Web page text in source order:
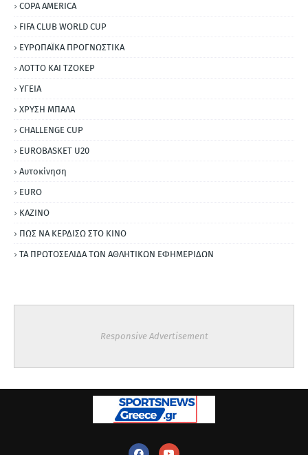
COPA AMERICA
FIFA CLUB WORLD CUP
ΕΥΡΩΠΑΪΚΑ ΠΡΟΓΝΩΣΤΙΚΑ
ΛΟΤΤΟ ΚΑΙ ΤΖΟΚΕΡ
ΥΓΕΙΑ
ΧΡΥΣΗ ΜΠΑΛΑ
CHALLENGE CUP
EUROBASKET U20
Αυτοκίνηση
ΕURO
ΚΑΖΙΝΟ
ΠΩΣ ΝΑ ΚΕΡΔΙΣΩ ΣΤΟ ΚΙΝΟ
ΤΑ ΠΡΩΤΟΣΕΛΙΔΑ ΤΩΝ ΑΘΛΗΤΙΚΩΝ ΕΦΗΜΕΡΙΔΩΝ
Responsive Advertisement